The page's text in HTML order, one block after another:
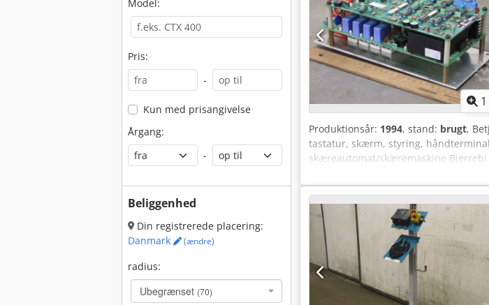
Model:
Pris:
-
Kun med prisangivelse
Årgang:
-
Beliggenhed
Din registrerede placering:
Danmark
(ændre)
radius:
Ubegrænset (70)
1
Produktionsår: 1994, stand: brugt,
tastatur, skærm, styring,
skæreautomat/skæremaskine Bierrebi
LEA 1002 2.028.01.057.02 -